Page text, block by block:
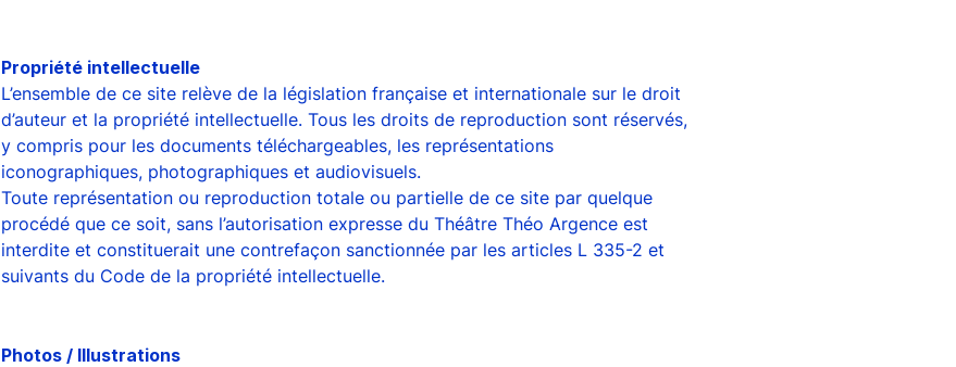
Propriété intellectuelle
L’ensemble de ce site relève de la législation française et internationale sur le droit
d’auteur et la propriété intellectuelle. Tous les droits de reproduction sont réservés,
y compris pour les documents téléchargeables, les représentations
iconographiques, photographiques et audiovisuels.
Toute représentation ou reproduction totale ou partielle de ce site par quelque
procédé que ce soit, sans l’autorisation expresse du Théâtre Théo Argence est
interdite et constituerait une contrefaçon sanctionnée par les articles L 335-2 et
suivants du Code de la propriété intellectuelle.
Photos / Illustrations